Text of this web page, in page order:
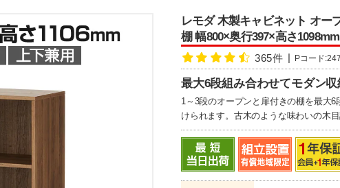
レモダ 木製キャビネット オー
棚 幅800×奥行397×高さ
365件 Pコード
最大6段組み合わせてモダン
1～3段のオープンと扉付きの棚を最大
けられます。古木のような味わいの木